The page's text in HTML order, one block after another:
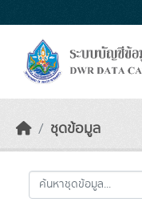
ชุดข้อมูล